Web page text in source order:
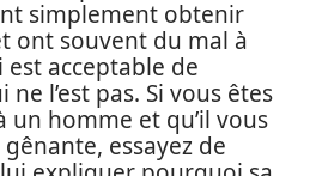
simplement obtenir
ont souvent du mal à
acceptable de
l’est pas. Si vous êtes
homme et qu’il vous
essayez de